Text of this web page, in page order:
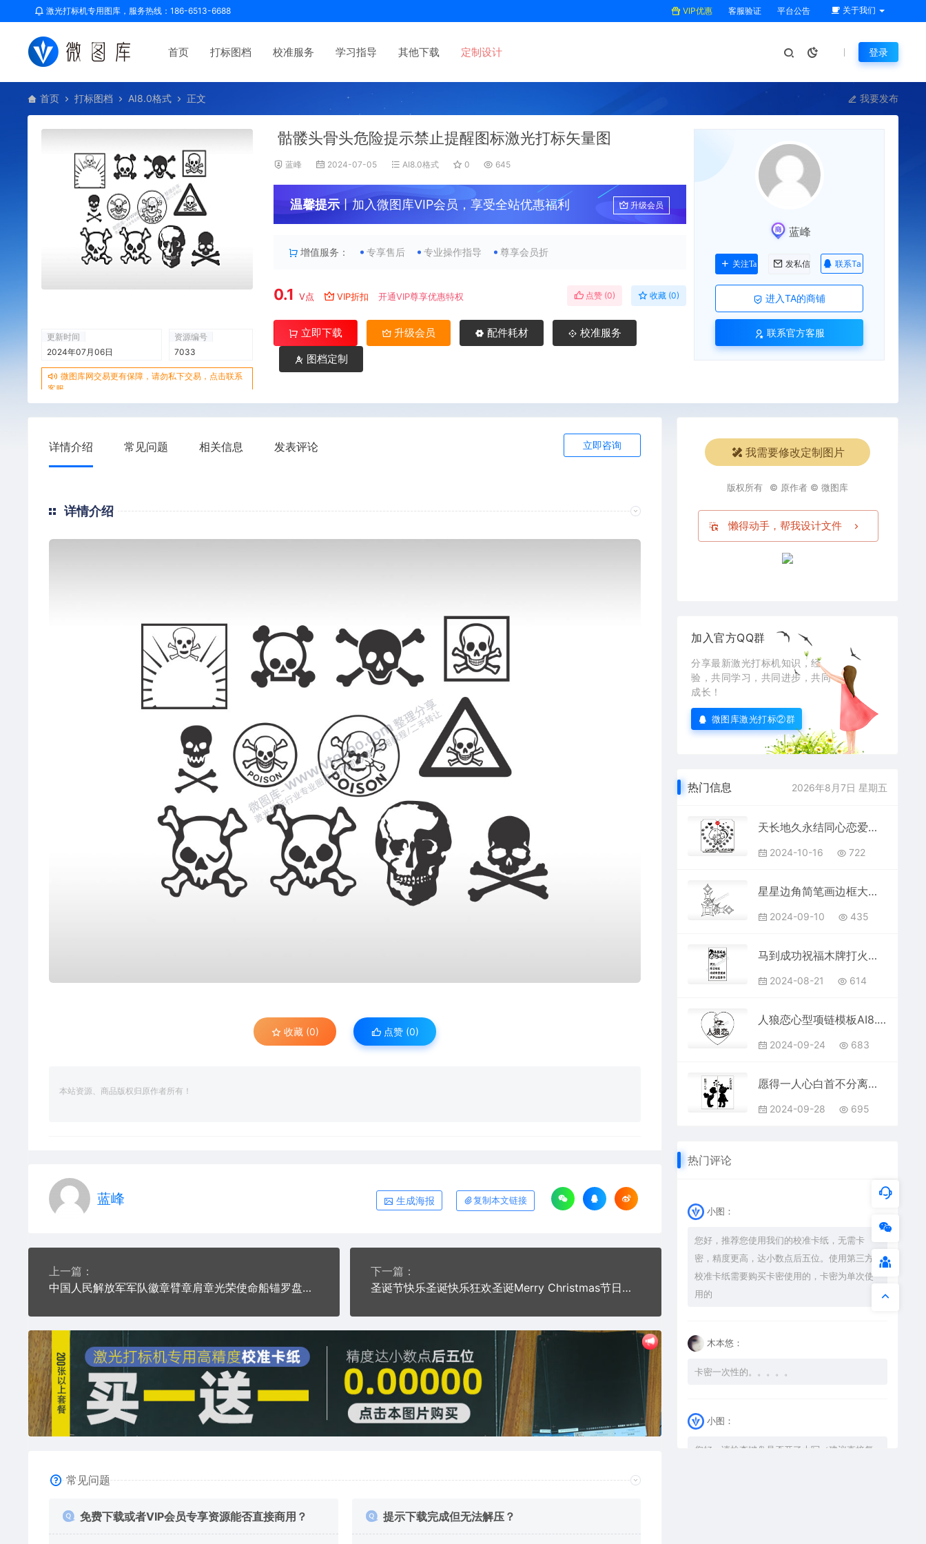
激光打标机专用图库，服务热线：186-6513-6688 VIP优惠 客服验证 平台公告 关于我们
首页 打标图档 校准服务 学习指导 其他下载 定制设计 登录
首页 打标图档 AI8.0格式 正文 我要发布
更新时间
2024年07月06日
资源编号
7033
微图库网交易更有保障，请勿私下交易，点击联系
客服
骷髅头骨头危险提示禁止提醒图标激光打标矢量图
蓝峰 2024-07-05 AI8.0格式 0 645
温馨提示丨加入微图库VIP会员，享受全站优惠福利 升级会员
增值服务： 专享售后 专业操作指导 尊享会员折
0.1 V点 VIP折扣 开通VIP尊享优惠特权 点赞 (0) 收藏 (0)
立即下载 升级会员 配件耗材
校准服务
图档定制
蓝峰
关注Ta 发私信 联系Ta
进入TA的商铺
联系官方客服
详情介绍 常见问题 相关信息 发表评论 立即咨询
详情介绍
收藏 (0) 点赞 (0)
本站资源、商品版权归原作者所有！
蓝峰 生成海报 复制本文链接
上一篇：
中国人民解放军军队徽章臂章肩章光荣使命船锚罗盘指南针船舵矢量图
下一篇：
圣诞节快乐圣诞快乐狂欢圣诞Merry Christmas节日艺术字体图案设计
常见问题
免费下载或者VIP会员专享资源能否直接商用？ 提示下载完成但无法解压？
我需要修改定制图片
版权所有 © 原作者 © 微图库
懒得动手，帮我设计文件
加入官方QQ群
分享最新激光打标机知识，经
验，共同学习，共同进步，共同
成长！
微图库激光打标②群
热门信息 2026年8月7日 星期五
天长地久永结同心恋爱情侣AI8.0格式激光打标文件通用矢量图
2024-10-16 722
星星边角简笔画边框大全AI8.0格式激光打标文件通用矢量图
2024-09-10 435
马到成功祝福木牌打火机AI8.0格式激光打标文件通用矢量图
2024-08-21 614
人狼恋心型项链模板AI8.0格式激光打标文件通用矢量图
2024-09-24 683
愿得一人心白首不分离情侣组合模板AI8.0格式激光打标文件通用矢量图
2024-09-28 695
热门评论
小图：
您好，推荐您使用我们的校准卡纸，无需卡
密，精度更高，达小数点后五位。使用第三方
校准卡纸需要购买卡密使用的，卡密为单次使
用的
木本悠：
卡密一次性的。。。。。
小图：
您好，请检查键盘是否开了大写（建议直接复